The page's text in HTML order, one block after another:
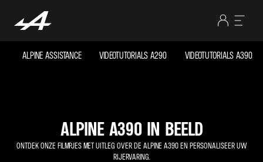
ALPINE ASSISTANCE VIDEOTUTORIALS A290 VIDEOTUTORIALS A390
ALPINE A390 IN BEELD
ONTDEK ONZE FILMPJES MET UITLEG OVER DE ALPINE A390 EN PERSONALISEER UW
RIJERVARING.